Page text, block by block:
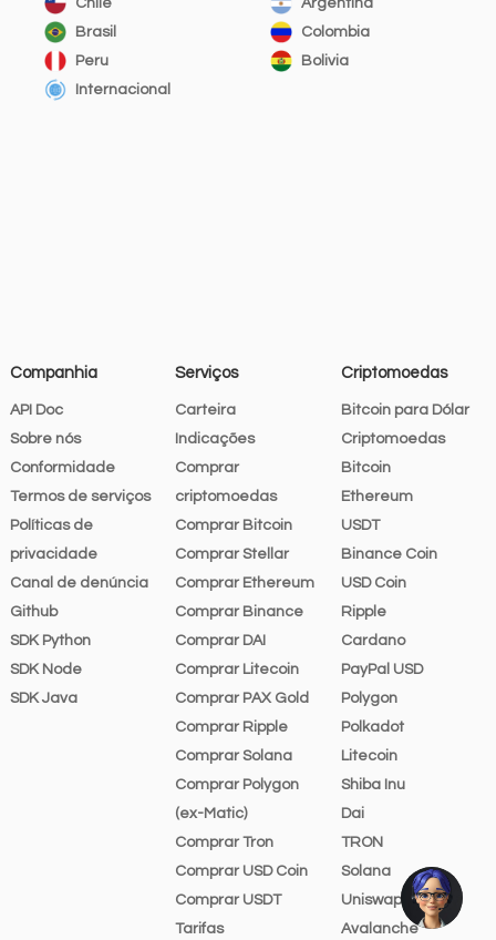
Chile
Argentina
Brasil
Colombia
Peru
Bolivia
Internacional
Companhia
API Doc
Sobre nós
Conformidade
Termos de serviços
Políticas de
privacidade
Canal de denúncia
Github
SDK Python
SDK Node
SDK Java
Serviços
Carteira
Indicações
Comprar
criptomoedas
Comprar Bitcoin
Comprar Stellar
Comprar Ethereum
Comprar Binance
Comprar DAI
Comprar Litecoin
Comprar PAX Gold
Comprar Ripple
Comprar Solana
Comprar Polygon
(ex-Matic)
Comprar Tron
Comprar USD Coin
Comprar USDT
Tarifas
Criptomoedas
Bitcoin para Dólar
Criptomoedas
Bitcoin
Ethereum
USDT
Binance Coin
USD Coin
Ripple
Cardano
PayPal USD
Polygon
Polkadot
Litecoin
Shiba Inu
Dai
TRON
Solana
Uniswap
Avalanche